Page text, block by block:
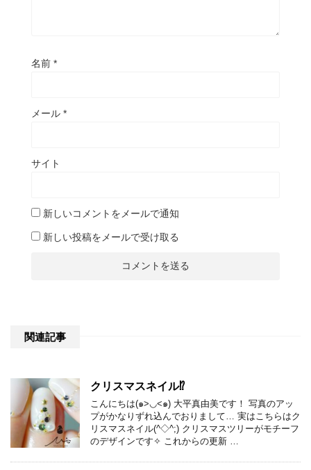
名前 *
メール *
サイト
新しいコメントをメールで通知
新しい投稿をメールで受け取る
関連記事
クリスマスネイル⁉︎
こんにちは(๑>◡<๑) 大平真由美です！ 写真のアッ
プがかなりずれ込んでおりまして… 実はこちらはク
リスマスネイル(^◇^;) クリスマスツリーがモチーフ
のデザインです✧ これからの更新 …